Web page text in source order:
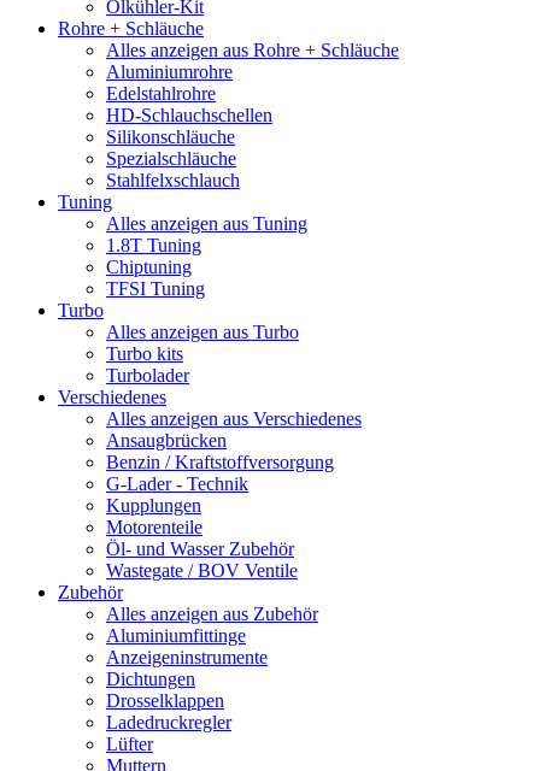
Ölkühler-Kit
Rohre + Schläuche
Alles anzeigen aus Rohre + Schläuche
Aluminiumrohre
Edelstahlrohre
HD-Schlauchschellen
Silikonschläuche
Spezialschläuche
Stahlfelxschlauch
Tuning
Alles anzeigen aus Tuning
1.8T Tuning
Chiptuning
TFSI Tuning
Turbo
Alles anzeigen aus Turbo
Turbo kits
Turbolader
Verschiedenes
Alles anzeigen aus Verschiedenes
Ansaugbrücken
Benzin / Kraftstoffversorgung
G-Lader - Technik
Kupplungen
Motorenteile
Öl- und Wasser Zubehör
Wastegate / BOV Ventile
Zubehör
Alles anzeigen aus Zubehör
Aluminiumfittinge
Anzeigeninstrumente
Dichtungen
Drosselklappen
Ladedruckregler
Lüfter
Muttern